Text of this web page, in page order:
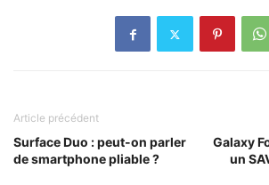
Article précédent
Surface Duo : peut-on parler
de smartphone pliable ?
Galaxy
un